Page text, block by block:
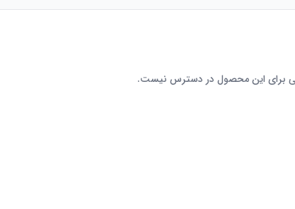
برای این محصول در دسترس نیست.